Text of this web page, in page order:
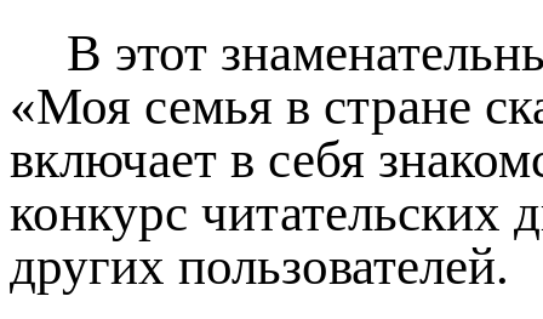
В этот
«Моя семья в стране
включает в себя
конкурс читательских
других пользователей.